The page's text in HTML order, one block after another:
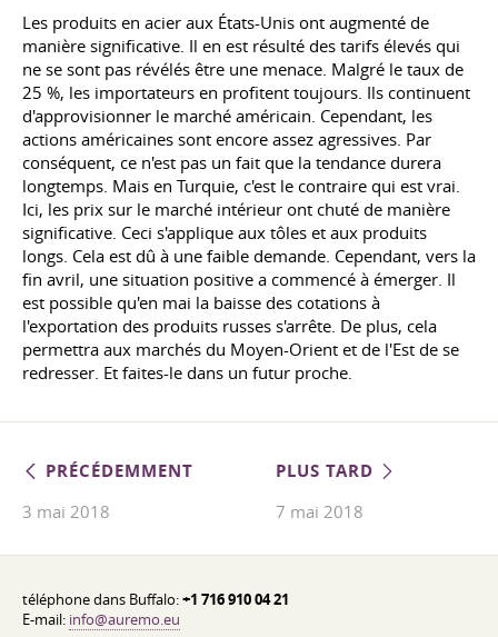
Les produits en acier aux États-Unis ont augmenté de
manière significative. Il en est résulté des tarifs élevés qui
ne se sont pas révélés être une menace. Malgré le taux de
25 %, les importateurs en profitent toujours. Ils continuent
d'approvisionner le marché américain. Cependant, les
actions américaines sont encore assez agressives. Par
conséquent, ce n'est pas un fait que la tendance durera
longtemps. Mais en Turquie, c'est le contraire qui est vrai.
Ici, les prix sur le marché intérieur ont chuté de manière
significative. Ceci s'applique aux tôles et aux produits
longs. Cela est dû à une faible demande. Cependant, vers la
fin avril, une situation positive a commencé à émerger. Il
est possible qu'en mai la baisse des cotations à
l'exportation des produits russes s'arrête. De plus, cela
permettra aux marchés du Moyen-Orient et de l'Est de se
redresser. Et faites-le dans un futur proche.
PRÉCÉDEMMENT
3 mai 2018
PLUS TARD
7 mai 2018
téléphone dans Buffalo:+1 716 910 04 21
E-mail: info@auremo.eu